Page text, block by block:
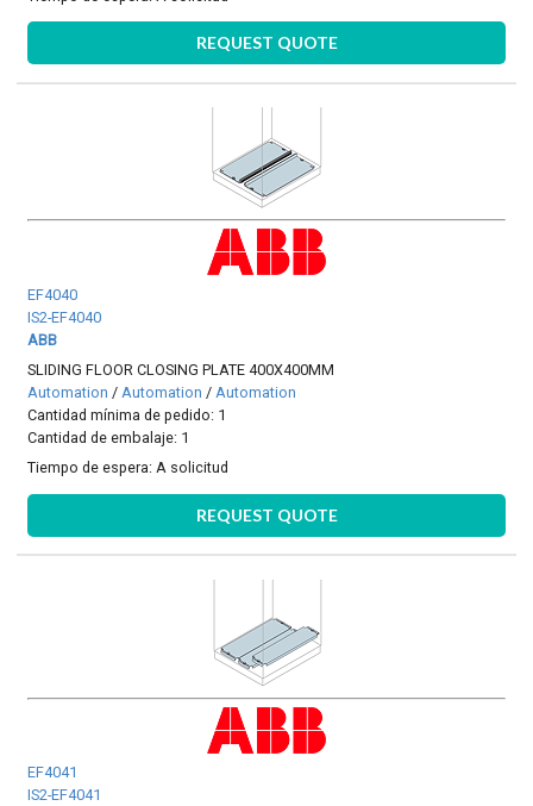
REQUEST QUOTE
EF4040
IS2-EF4040
ABB
SLIDING FLOOR CLOSING PLATE 400X400MM
Automation / Automation / Automation
Cantidad mínima de pedido: 1
Cantidad de embalaje: 1
Tiempo de espera:A solicitud
REQUEST QUOTE
EF4041
IS2-EF4041